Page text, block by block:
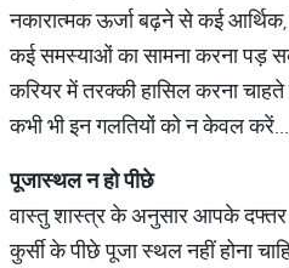
नकारात्मक ऊर्जा बढ़ने से कई आर्थिक,
कई समस्याओं का सामना करना पड़
करियर में तरक्की हासिल करना
कभी भी इन गलतियों को न केवल करें...
पूजास्थल न हो पीछे
वास्तु शास्त्र के अनुसार आपके दफ्तर
कुर्सी के पीछे पूजा स्थल नहीं होना